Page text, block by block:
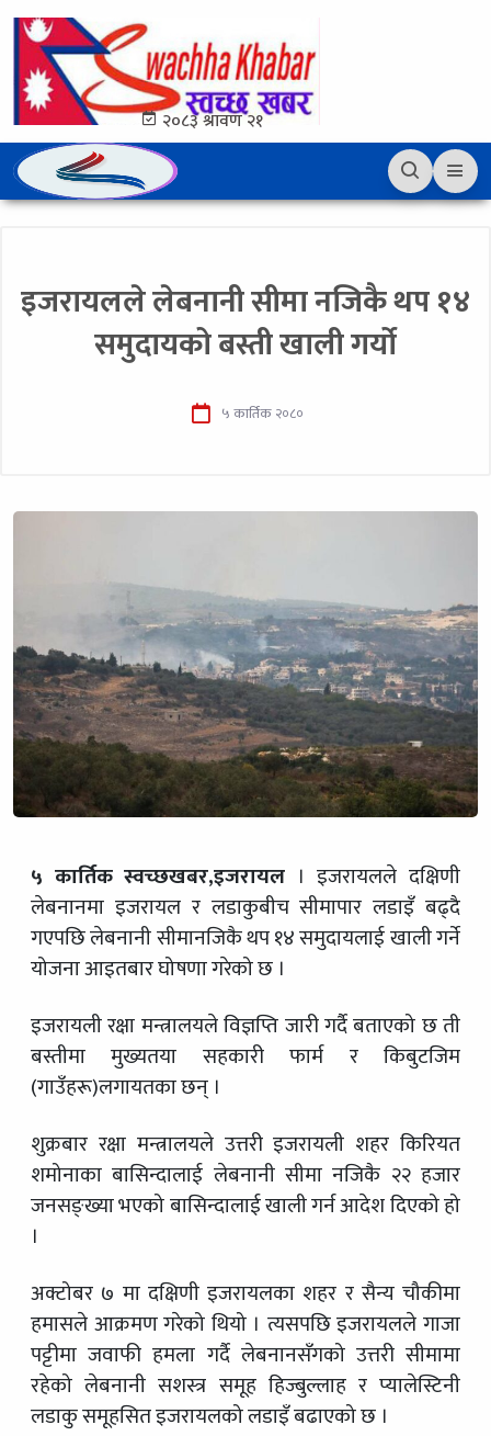
२०८३ श्रावण २१
इजरायलले लेबनानी सीमा नजिकै थप १४
समुदायको बस्ती खाली गर्यो
५ कार्तिक २०८०
५ कार्तिक स्वच्छखबर,इजरायल । इजरायलले दक्षिणी
लेबनानमा इजरायल र लडाकुबीच सीमापार लडाइँ बढ्दै
गएपछि लेबनानी सीमानजिकै थप १४ समुदायलाई खाली गर्ने
योजना आइतबार घोषणा गरेको छ ।
इजरायली रक्षा मन्त्रालयले विज्ञप्ति जारी गर्दै बताएको छ ती
बस्तीमा मुख्यतया सहकारी फार्म र किबुटजिम
(गाउँहरू)लगायतका छन् ।
शुक्रबार रक्षा मन्त्रालयले उत्तरी इजरायली शहर किरियत
शमोनाका बासिन्दालाई लेबनानी सीमा नजिकै २२ हजार
जनसङ्ख्या भएको बासिन्दालाई खाली गर्न आदेश दिएको हो
।
अक्टोबर ७ मा दक्षिणी इजरायलका शहर र सैन्य चौकीमा
हमासले आक्रमण गरेको थियो । त्यसपछि इजरायलले गाजा
पट्टीमा जवाफी हमला गर्दै लेबनानसँगको उत्तरी सीमामा
रहेको लेबनानी सशस्त्र समूह हिज्बुल्लाह र प्यालेस्टिनी
लडाकु समूहसित इजरायलको लडाइँ बढाएको छ ।